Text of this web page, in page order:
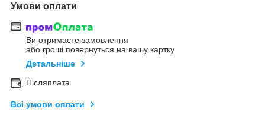
Умови оплати
Ви отримаєте замовлення
або гроші повернуться на вашу картку
Детальніше
Післяплата
Всі умови оплати